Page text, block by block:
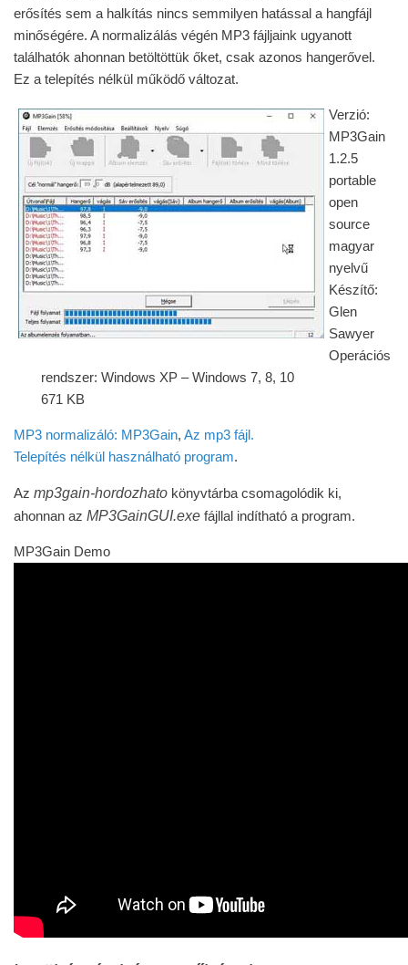
erősítés sem a halkítás nincs semmilyen hatással a hangfájl
minőségére. A normalizálás végén MP3 fájljaink ugyanott
találhatók ahonnan betöltöttük őket, csak azonos hangerővel.
Ez a telepítés nélkül működő változat.
Verzió:
MP3Gain
1.2.5
portable
open
source
magyar
nyelvű
Készítő:
Glen
Sawyer
Operációs
rendszer: Windows XP – Windows 7, 8, 10
671 KB
MP3 normalizáló: MP3Gain, Az mp3 fájl.
Telepítés nélkül használható program.
Az mp3gain-hordozhato könyvtárba csomagolódik ki,
ahonnan az MP3GainGUI.exe fájllal indítható a program.
MP3Gain Demo